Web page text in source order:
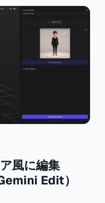
風に編集
Edit）